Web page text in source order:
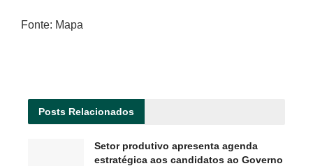
Fonte: Mapa
Posts Relacionados
Setor produtivo apresenta agenda
estratégica aos candidatos ao Governo